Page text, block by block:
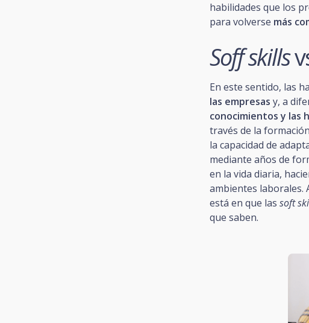
habilidades que los
para volverse más
Soff skills
En este sentido, las
las empresas y, a
conocimientos y las
través de la
la capacidad de
mediante años de
en la vida diaria,
ambientes laborales.
está en que las soft
que saben.